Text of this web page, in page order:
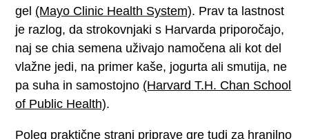
gel (Mayo Clinic Health System). Prav ta lastnost
je razlog, da strokovnjaki s Harvarda priporočajo,
naj se chia semena uživajo namočena ali kot del
vlažne jedi, na primer kaše, jogurta ali smutija, ne
pa suha in samostojno (Harvard T.H. Chan School
of Public Health).
Poleg praktične strani priprave gre tudi za hranilno